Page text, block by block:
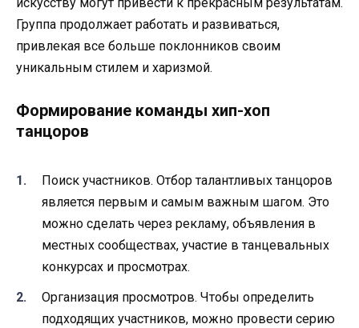
Группа продолжает работать и развиваться,
привлекая все больше поклонников своим
уникальным стилем и харизмой.
Формирование команды хип-хоп
танцоров
Поиск участников. Отбор талантливых танцоров
является первым и самым важным шагом. Это
можно сделать через рекламу, объявления в
местных сообществах, участие в танцевальных
конкурсах и просмотрах.
Организация просмотров. Чтобы определить
подходящих участников, можно провести серию